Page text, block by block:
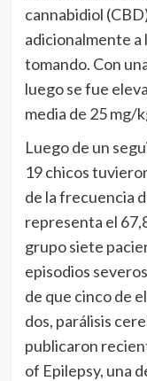
cannabidiol
adicionalmente a
tomando. Con
luego se fue
media de 25 mg/
Luego de un
19 chicos
de la frecuencia
representa el
grupo siete
episodios
de que cinco de
dos, parálisis
publicaron
of Epilepsy, una